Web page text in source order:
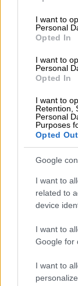
use your data
consent section.
I want to
Personal
Opted In
I want to
Personal
Opted In
I want to
Retention,
Personal
Purposes
Opted Out
Google
I want to
related to
device
I want to
Google for
I want to
και του
Φανγκχά,
του
«Η
ανοικτούς
Πολεμικής
την
το οποίο
σχέσεων
Κίνας